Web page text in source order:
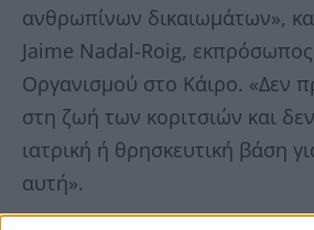
ανθρωπίνων δικαιωμάτων»,
Jaime Nadal-Roig,
Οργανισμού στο Κάιρο. «Δεν
στη ζωή των κοριτσιών και
ιατρική ή θρησκευτική βάση
αυτή».